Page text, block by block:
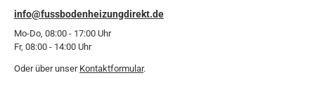
info@fussbodenheizungdirekt.de
Mo-Do, 08:00 - 17:00 Uhr
Fr, 08:00 - 14:00 Uhr
Oder über unser Kontaktformular.